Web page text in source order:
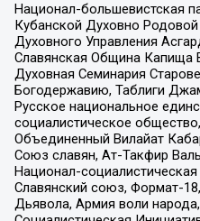
Национал-большевистская
Кубанской Духовно
Духовного Управления
Славянская Община Капища
Духовная Семинария
Богодержавию, Таблиги
Русское национальное
социалистическое
Объединенный Вилайат
Союз славян, Ат-Такфир
Национал-
Славянский союз, Формат-
Дьявола, Армия воли